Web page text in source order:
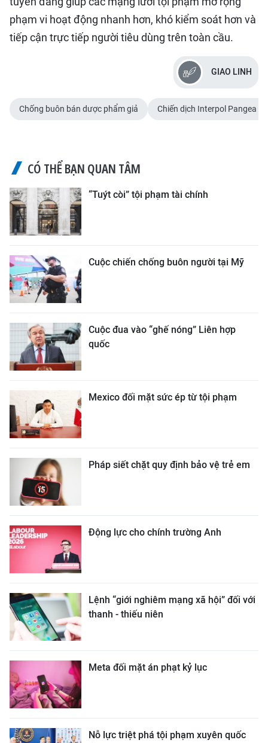
phạm vi hoạt động nhanh hơn, khó kiểm soát hơn và
tiếp cận trực tiếp người tiêu dùng trên toàn cầu.
GIAO LINH
Chống buôn bán dược phẩm giả Chiến dịch Interpol Pangea
CÓ THỂ BẠN QUAN TÂM
“Tuýt còi” tội phạm tài chính
Cuộc chiến chống buôn người tại Mỹ
Cuộc đua vào “ghế nóng” Liên hợp
quốc
Mexico đối mặt sức ép từ tội phạm
Pháp siết chặt quy định bảo vệ trẻ em
Động lực cho chính trường Anh
Lệnh “giới nghiêm mạng xã hội” đối với
thanh - thiếu niên
Meta đối mặt án phạt kỷ lục
Nỗ lực triệt phá tội phạm xuyên quốc